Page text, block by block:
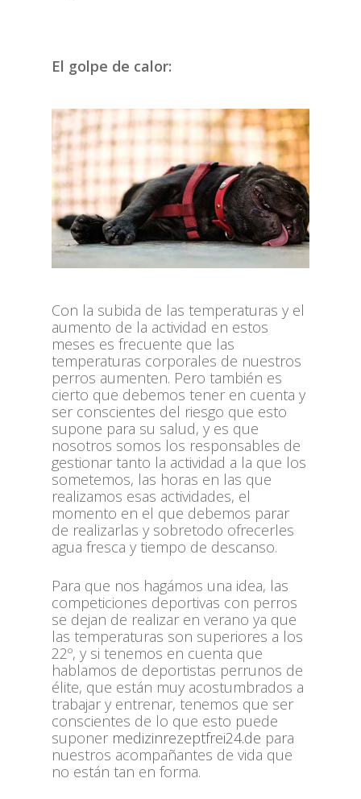
El golpe de calor:
Con la subida de las temperaturas y el
aumento de la actividad en estos
meses es frecuente que las
temperaturas corporales de nuestros
perros aumenten. Pero también es
cierto que debemos tener en cuenta y
ser conscientes del riesgo que esto
supone para su salud, y es que
nosotros somos los responsables de
gestionar tanto la actividad a la que los
sometemos, las horas en las que
realizamos esas actividades, el
momento en el que debemos parar
de realizarlas y sobretodo ofrecerles
agua fresca y tiempo de descanso.
Para que nos hagámos una idea, las
competiciones deportivas con perros
se dejan de realizar en verano ya que
las temperaturas son superiores a los
22º, y si tenemos en cuenta que
hablamos de deportistas perrunos de
élite, que están muy acostumbrados a
trabajar y entrenar, tenemos que ser
conscientes de lo que esto puede
suponer medizinrezeptfrei24.de para
nuestros acompañantes de vida que
no están tan en forma.